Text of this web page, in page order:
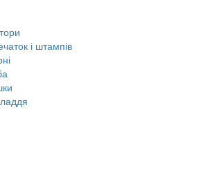
і штампів